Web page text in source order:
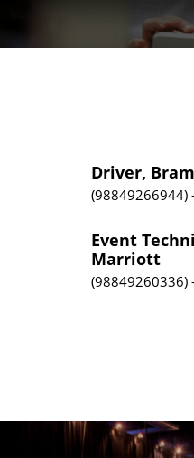
Driver,
98849266944
Event
Marriott
98849260336